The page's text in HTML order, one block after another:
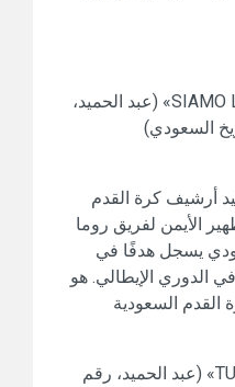
•عنونت صحيفة «SIAMO LA ROMA» (عبد الحميد،
السعودي)
أرشيف كرة القدم
الأيمن لفريق روما
يسجل هدفًا في
الدوري الإيطالي. هو
القدم السعودية
•عنون موقع «TUTTO SPORT» (عبد الحميد، رقم